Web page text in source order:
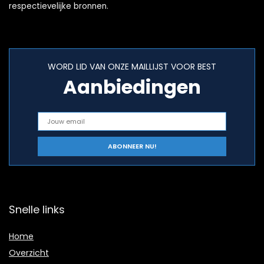
respectievelijke bronnen.
WORD LID VAN ONZE MAILLIJST VOOR BEST
Aanbiedingen
Snelle links
Home
Overzicht